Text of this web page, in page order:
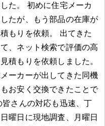
た。 初めに住宅メーカ
たが、もう部品の在庫が
もりを依頼。 出てきた
、ネット検索で評価の高
積もりを依頼しました。
ーカーが出してきた同機
お安く交換できたことで
さんの対応も迅速、丁
曜日に現地調査、月曜日